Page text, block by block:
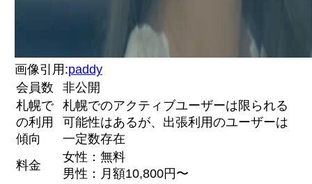
画像引用:paddy
会員数
非公開
札幌で
の利用
傾向
札幌でのアクティブユーザーは限られる
可能性はあるが、出張利用のユーザーは
一定数存在
料金
女性：無料
男性：月額10,800円〜